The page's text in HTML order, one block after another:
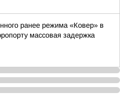
ранее режима «Ковер» в
массовая задержка